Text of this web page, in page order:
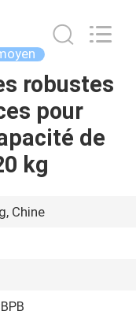
robustes
pour
de
kg
Chine